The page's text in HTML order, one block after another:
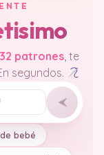
patrones, te
segundos.
bebé